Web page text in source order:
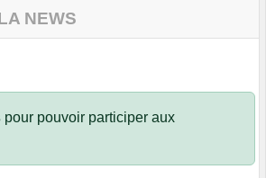
NEWS
pour pouvoir participer aux